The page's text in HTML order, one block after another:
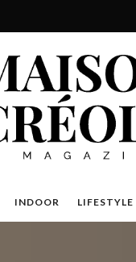
INDOOR LIFESTYLE